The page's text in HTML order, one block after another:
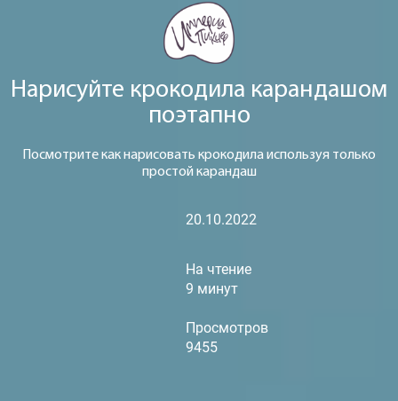
Нарисуйте крокодила карандашом
поэтапно
Посмотрите как нарисовать крокодила используя только
простой карандаш
20.10.2022
На чтение
9 минут
Просмотров
9455